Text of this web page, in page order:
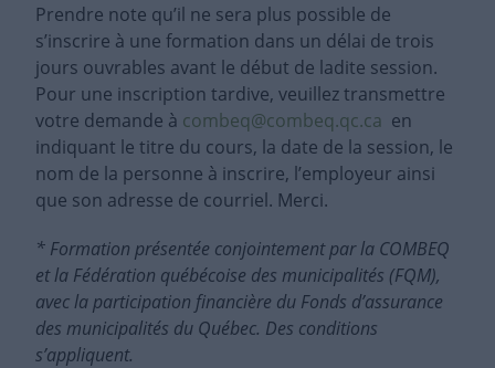
Prendre note qu’il ne sera plus possible de
s’inscrire à une formation dans un délai de trois
jours ouvrables avant le début de ladite session.
Pour une inscription tardive, veuillez transmettre
votre demande à combeq@combeq.qc.ca en
indiquant le titre du cours, la date de la session, le
nom de la personne à inscrire, l’employeur ainsi
que son adresse de courriel. Merci.
* Formation présentée conjointement par la COMBEQ
et la Fédération québécoise des municipalités (FQM),
avec la participation financière du Fonds d’assurance
des municipalités du Québec. Des conditions
s’appliquent.